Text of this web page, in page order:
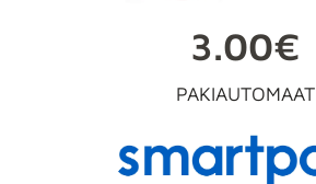
3.00€
PAKIAUTOMAAT